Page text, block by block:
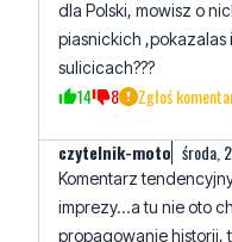
14 8 Zgłoś
czytelnik-moto
Komentarz
propagowanie historii,
współorganizatorem
prelekcje i folder